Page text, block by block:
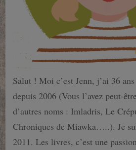
Salut ! Moi c’est Jenn, j’ai 36
depuis 2006 (Vous l’avez peut-
d’autres noms : Imladris, Le
Chroniques de Miawka…..). Je
2011. Les livres, c’est une